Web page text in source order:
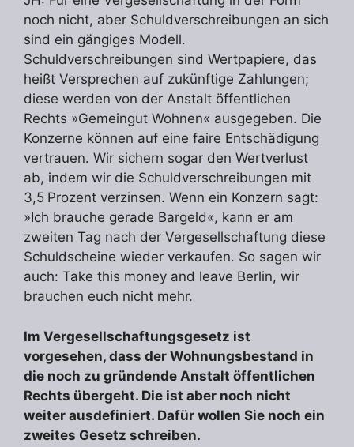
noch nicht, aber Schuldverschreibungen an sich
sind ein gängiges Modell.
Schuldverschreibungen sind Wertpapiere, das
heißt Versprechen auf zukünftige Zahlungen;
diese werden von der Anstalt öffentlichen
Rechts »Gemeingut Wohnen« ausgegeben. Die
Konzerne können auf eine faire Entschädigung
vertrauen. Wir sichern sogar den Wertverlust
ab, indem wir die Schuldverschreibungen mit
3,5 Prozent verzinsen. Wenn ein Konzern sagt:
»Ich brauche gerade Bargeld«, kann er am
zweiten Tag nach der Vergesellschaftung diese
Schuldscheine wieder verkaufen. So sagen wir
auch: Take this money and leave Berlin, wir
brauchen euch nicht mehr.
Im Vergesellschaftungsgesetz ist
vorgesehen, dass der Wohnungsbestand in
die noch zu gründende Anstalt öffentlichen
Rechts übergeht. Die ist aber noch nicht
weiter ausdefiniert. Dafür wollen Sie noch ein
zweites Gesetz schreiben.